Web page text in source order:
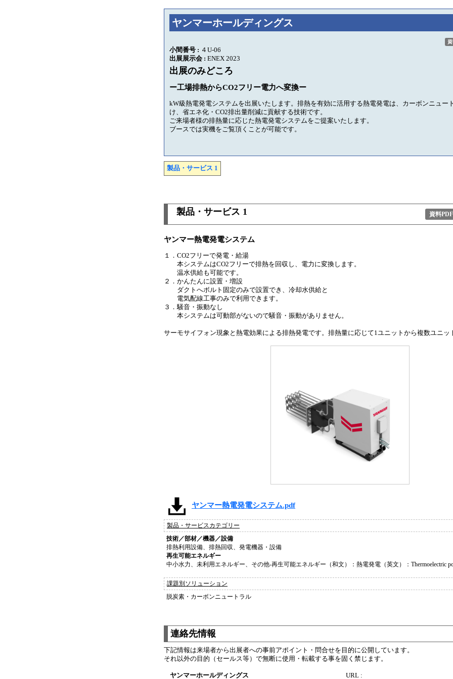
ヤンマーホールディングス
小間番号 : ４U-06
出展展示会 : ENEX 2023
出展のみどころ
ー工場排熱からCO2フリー電力へ変換ー
kW級熱電発電システムを出展いたします。排熱を有効に活用する熱電発電は、カーボンニュー
け、省エネ化・CO2排出量削減に貢献する技術です。
ご来場者様の排熱量に応じた熱電発電システムをご提案いたします。
ブースでは実機をご覧頂くことが可能です。
製品・サービス 1
製品・サービス 1 資料PDF
ヤンマー熱電発電システム
１．CO2フリーで発電・給湯
本システムはCO2フリーで排熱を回収し、電力に変換します。
温水供給も可能です。
２．かんたんに設置・増設
ダクトへボルト固定のみで設置でき、冷却水供給と
電気配線工事のみで利用できます。
３．騒音・振動なし
本システムは可動部がないので騒音・振動がありません。
サーモサイフォン現象と熱電効果による排熱発電です。排熱量に応じて1ユニットから複数ユニッ
ヤンマー熱電発電システム.pdf
製品・サービスカテゴリー
技術／部材／機器／設備
排熱利用設備、排熱回収、発電機器・設備
再生可能エネルギー
中小水力、未利用エネルギー、その他-再生可能エネルギー（和文）：熱電発電（英文）：Thermoelectric
課題別ソリューション
脱炭素・カーボンニュートラル
連絡先情報
下記情報は来場者から出展者への事前アポイント・問合せを目的に公開しています。
それ以外の目的（セールス等）で無断に使用・転載する事を固く禁じます。
ヤンマーホールディングス URL :